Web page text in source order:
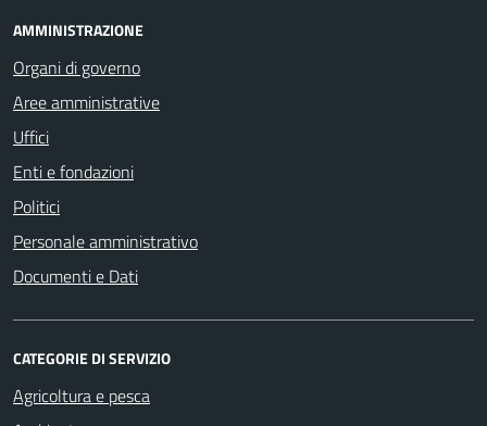
AMMINISTRAZIONE
Organi di governo
Aree amministrative
Uffici
Enti e fondazioni
Politici
Personale amministrativo
Documenti e Dati
CATEGORIE DI SERVIZIO
Agricoltura e pesca